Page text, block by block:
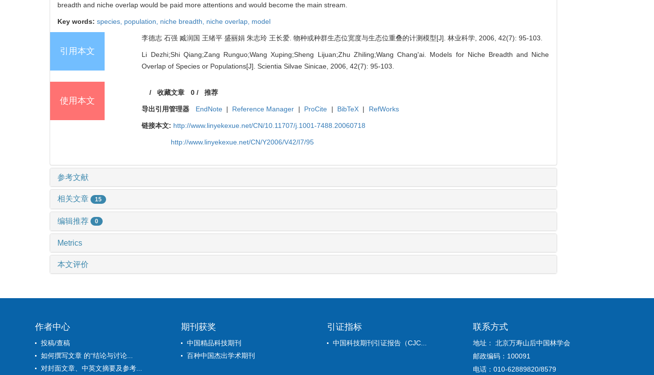
breadth and niche overlap would be paid more attentions and would become the main stream.
Key words: species, population, niche breadth, niche overlap, model
引用本文
李德志 石强 臧润国 王绪平 盛丽娟 朱志玲 王长爱. 物种或种群生态位宽度与生态位重叠的计测模型[J]. 林业科学, 2006, 42(7): 95-103.
Li Dezhi;Shi Qiang;Zang Runguo;Wang Xuping;Sheng Lijuan;Zhu Zhiling;Wang Chang'ai. Models for Niche Breadth and Niche
Overlap of Species or Populations[J]. Scientia Silvae Sinicae, 2006, 42(7): 95-103.
使用本文
/收藏文章 0/ 推荐
导出引用管理器 EndNote | Reference Manager | ProCite | BibTeX | RefWorks
链接本文: http://www.linyekexue.net/CN/10.11707/j.1001-7488.20060718
http://www.linyekexue.net/CN/Y2006/V42/I7/95
参考文献
相关文章 15
编辑推荐 0
Metrics
本文评价
作者中心
投稿/查稿
如何撰写文章 的“结论与讨论...
对封面文章、中英文摘要及参考...
期刊获奖
中国精品科技期刊
百种中国杰出学术期刊
引证指标
中国科技期刊引证报告（CJC...
联系方式
地址： 北京万寿山后中国林学会
邮政编码：100091
电话：010-62889820/8579